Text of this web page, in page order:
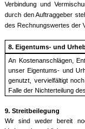
Verbindung und
durch den Auftraggeber
des Rechnungswertes der
8. Eigentums- und
An Kostenanschlägen,
unser Eigentums- und
genutzt, vervielfältigt
Falle der Nichterteilung
9. Streitbeilegung
Wir sind weder bereit